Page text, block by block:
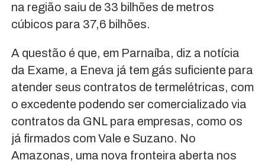
na região saiu de 33 bilhões de metros
cúbicos para 37,6 bilhões.
A questão é que, em Parnaíba, diz a notícia
da Exame, a Eneva já tem gás suficiente para
atender seus contratos de termelétricas, com
o excedente podendo ser comercializado via
contratos da GNL para empresas, como os
já firmados com Vale e Suzano. No
Amazonas, uma nova fronteira aberta nos